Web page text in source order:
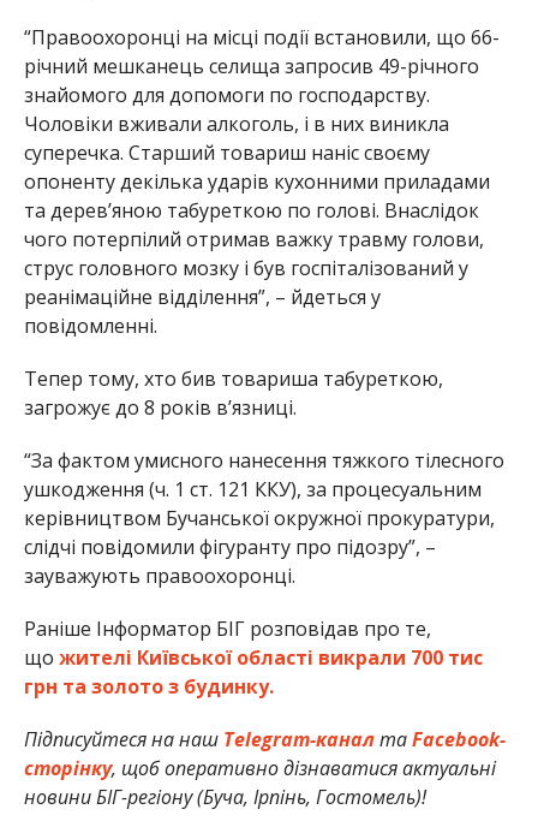
“Правоохоронці на місці події встановили, що 66-
річний мешканець селища запросив 49-річного
знайомого для допомоги по господарству.
Чоловіки вживали алкоголь, і в них виникла
суперечка. Старший товариш наніс своєму
опоненту декілька ударів кухонними приладами
та дерев’яною табуреткою по голові. Внаслідок
чого потерпілий отримав важку травму голови,
струс головного мозку і був госпіталізований у
реанімаційне відділення”, – йдеться у
повідомленні.
Тепер тому, хто бив товариша табуреткою,
загрожує до 8 років в’язниці.
“За фактом умисного нанесення тяжкого тілесного
ушкодження (ч. 1 ст. 121 ККУ), за процесуальним
керівництвом Бучанської окружної прокуратури,
слідчі повідомили фігуранту про підозру”, –
зауважують правоохоронці.
Раніше Інформатор БІГ розповідав про те,
що жителі Київської області викрали 700 тис
грн та золото з будинку.
Підписуйтеся на наш Telegram-канал таFacebook-
сторінку, щоб оперативно дізнаватися актуальні
новини БІГ-регіону (Буча, Ірпінь, Гостомель)!